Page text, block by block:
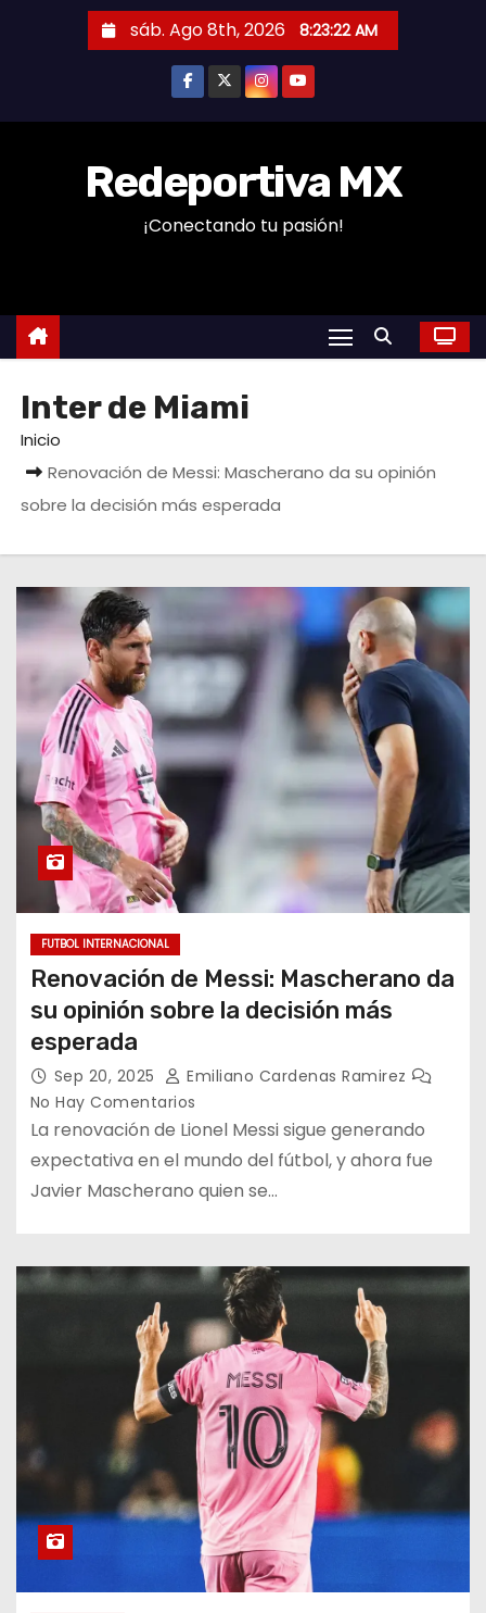
n
sáb. Ago 8th, 2026 8:23:23 AM
Redeportiva MX
¡Conectando tu pasión!
Inter de Miami
Inicio
Renovación de Messi: Mascherano da su opinión
sobre la decisión más esperada
FUTBOL INTERNACIONAL
Renovación de Messi: Mascherano da
su opinión sobre la decisión más
esperada
Sep 20, 2025
Emiliano Cardenas Ramirez
No Hay Comentarios
La renovación de Lionel Messi sigue generando
expectativa en el mundo del fútbol, y ahora fue
Javier Mascherano quien se…